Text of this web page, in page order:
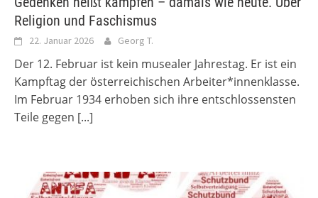
Religion und Faschismus
22. Januar 2026 Georg T.
Der 12. Februar ist kein musealer Jahrestag. Er ist ein
Kampftag der österreichischen Arbeiter*innenklasse.
Im Februar 1934 erhoben sich ihre entschlossensten
Teile gegen [...]